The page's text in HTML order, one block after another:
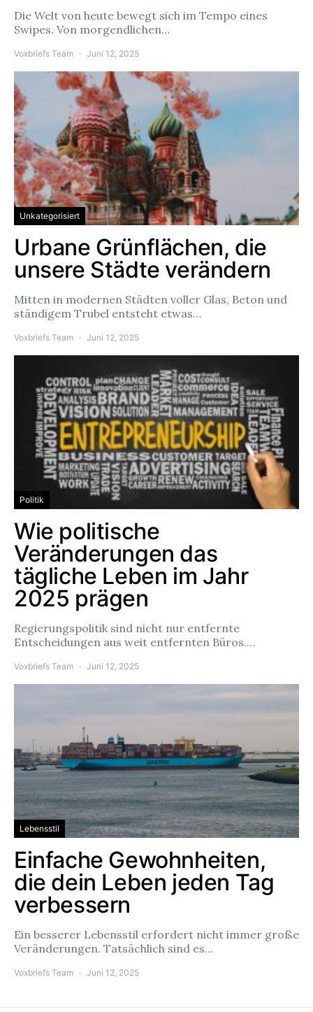
Die Welt von heute bewegt sich im Tempo eines
Swipes. Von morgendlichen…
Voxbriefs Team Juni 12, 2025
Unkategorisiert
Urbane Grünflächen, die
unsere Städte verändern
Mitten in modernen Städten voller Glas, Beton und
ständigem Trubel entsteht etwas…
Voxbriefs Team Juni 12, 2025
Politik
Wie politische
Veränderungen das
tägliche Leben im Jahr
2025 prägen
Regierungspolitik sind nicht nur entfernte
Entscheidungen aus weit entfernten Büros.…
Voxbriefs Team Juni 12, 2025
Lebensstil
Einfache Gewohnheiten,
die dein Leben jeden Tag
verbessern
Ein besserer Lebensstil erfordert nicht immer große
Veränderungen. Tatsächlich sind es…
Voxbriefs Team Juni 12, 2025